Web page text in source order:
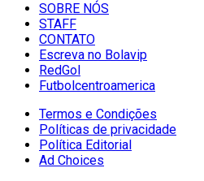
SOBRE NÓS
STAFF
CONTATO
Escreva no Bolavip
RedGol
Futbolcentroamerica
Termos e Condições
Políticas de privacidade
Política Editorial
Ad Choices